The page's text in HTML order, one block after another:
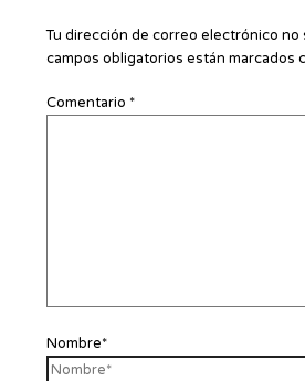
Tu dirección de correo electrónico no
campos obligatorios están marcados
Comentario *
Nombre*